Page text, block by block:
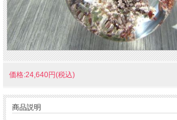
価格:24,640円(税込)
商品説明